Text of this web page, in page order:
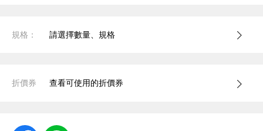
規格： 請選擇數量、規格
折價券 查看可使用的折價券